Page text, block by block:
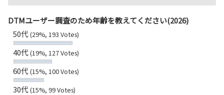
DTMユーザー調査のため年齢を教えてください(2026)
50代(29%, 193 Votes)
40代(19%, 127 Votes)
60代(15%, 100 Votes)
30代(15%, 99 Votes)